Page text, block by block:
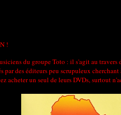
!
du groupe Toto : il s'agit au
des éditeurs peu scrupuleux
acheter un seul de leurs DVDs, surtout